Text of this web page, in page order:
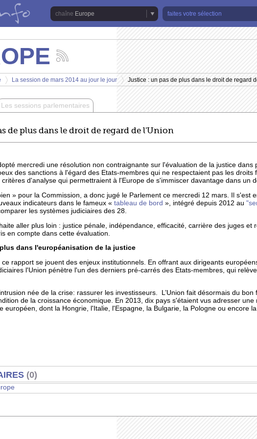
Europe
faites votre sélection
les
actualités
de
chaîne
Europe
>
La session de mars 2014 au jour le jour
>
Justice : un pas de plus dans le droit de regard
Les sessions parlementaires
de plus dans le droit de regard de l'Union
mercredi une résolution non contraignante sur l'évaluation de la justice dans
des sanctions à l'égard des Etats-membres qui ne respectaient pas les droits
d'analyse qui permettraient à l'Europe de s'immiscer davantage dans un
» pour la Commission, a donc jugé le Parlement ce mercredi 12 mars. Il s'est
indicateurs dans le fameux « tableau de bord », intégré depuis 2012 au
les systèmes judiciaires des 28.
aller plus loin : justice pénale, indépendance, efficacité, carrière des juges et
en compte dans cette évaluation.
dans l'européanisation de la justice
ce rapport se jouent des enjeux institutionnels. En offrant aux dirigeants
l'Union pénètre l'un des derniers pré-carrés des Etats-membres, qui
née de la crise: rassurer les investisseurs. L’Union fait désormais du
de la croissance économique.
En 2013, dix pays s'étaient vus adresser
européen, dont la Hongrie, l'Italie, l'Espagne, la Bulgarie, la Pologne ou encore
(0)